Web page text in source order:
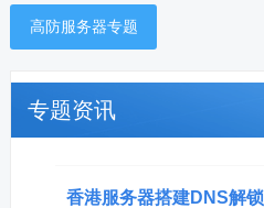
高防服务器专题
专题资讯
香港服务器搭建DNS解